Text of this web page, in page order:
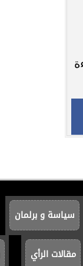
سياسة و برلمان
مقالات الرأي